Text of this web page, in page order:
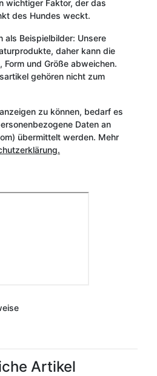
wichtiger Faktor, der das
des Hundes weckt.
als Beispielbilder: Unsere
daher kann die
Form und Größe abweichen.
gehören nicht zum
zu können, bedarf es
Daten an
übermittelt werden. Mehr
Artikel